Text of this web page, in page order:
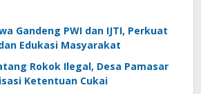
Gandeng PWI dan IJTI, Perkuat
Edukasi Masyarakat
Rokok Ilegal, Desa Pamasar
Ketentuan Cukai